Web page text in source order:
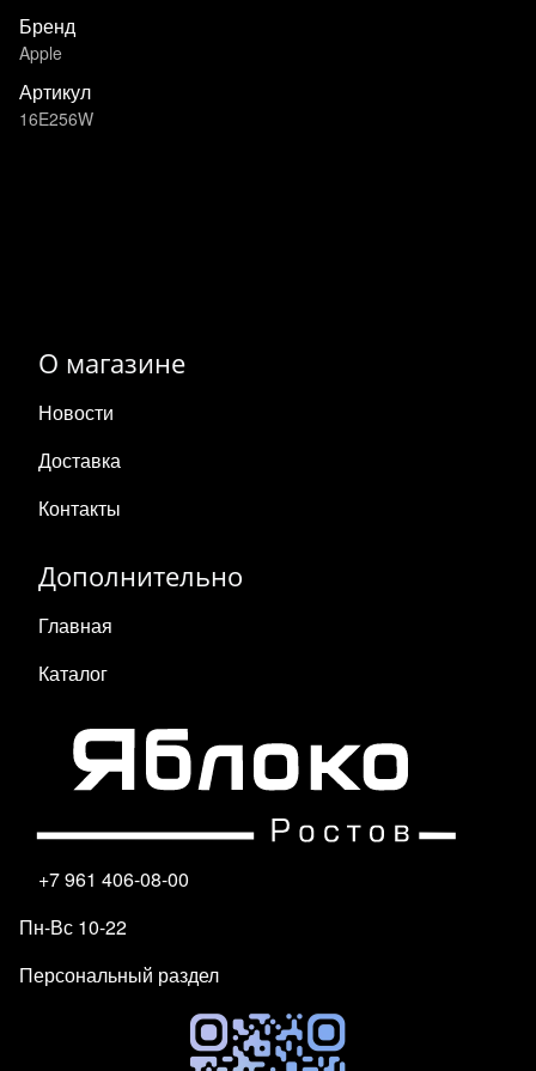
Бренд
Apple
Артикул
16E256W
О магазине
Новости
Доставка
Контакты
Дополнительно
Главная
Каталог
+7 961 406-08-00
Пн-Вс 10-22
Персональный раздел